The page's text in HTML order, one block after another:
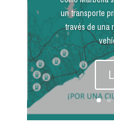
un transporte
través de una